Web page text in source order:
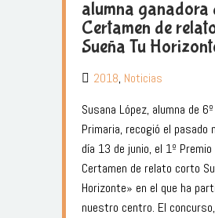
alumna ganadora
Certamen de
Sueña Tu
2018, Noticias
Susana López, alumna de
Primaria, recogió el pasado
día 13 de junio, el 1º Premio
Certamen de relato corto
Horizonte» en el que ha
nuestro centro. El